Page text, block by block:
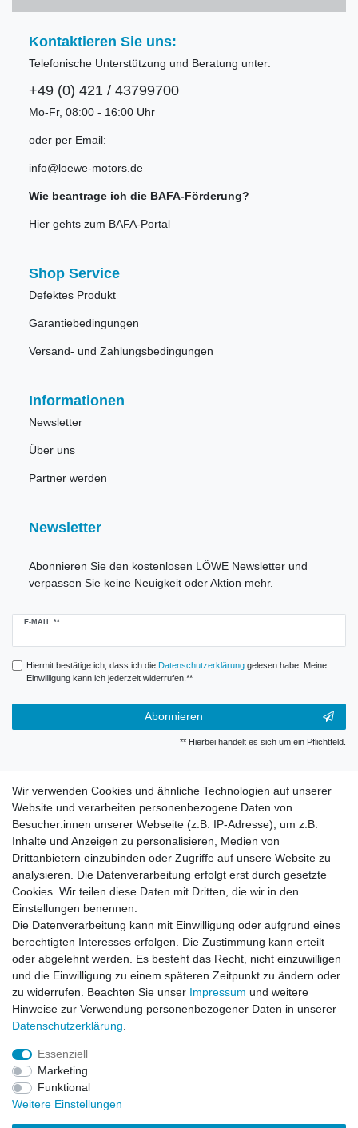
Kontaktieren Sie uns:
Telefonische Unterstützung und Beratung unter:
+49 (0) 421 / 43799700
Mo-Fr, 08:00 - 16:00 Uhr
oder per Email:
info@loewe-motors.de
Wie beantrage ich die BAFA-Förderung?
Hier gehts zum BAFA-Portal
Shop Service
Defektes Produkt
Garantiebedingungen
Versand- und Zahlungsbedingungen
Informationen
Newsletter
Über uns
Partner werden
Newsletter
Abonnieren Sie den kostenlosen LÖWE Newsletter und
verpassen Sie keine Neuigkeit oder Aktion mehr.
E-MAIL **
Newsletter
Hiermit bestätige ich, dass ich die Daten­schutz­erklärunggelesen habe. Meine
Einwilligung kann ich jederzeit widerrufen.**
Abonnieren
** Hierbei handelt es sich um ein Pflichtfeld.
Impressum
Datenschutzerklärung
Kontakt
Alle auf dieser Webseite dargestellten Produkte und
Produktinformationen dienen ausschließlich der
allgemeinen Information. Es wird darauf hingewiesen, dass
Abweichungen zwischen den auf der Webseite
dargestellten Produkten und den tatsächlich gelieferten
Modellen möglich sind.
Die auf der Webseite gezeigten Abbildungen,
Spezifikationen und Beschreibungen können Änderungen
Wir verwenden Cookies und ähnliche Technologien auf unserer
Website und verarbeiten personenbezogene Daten von
Besucher:innen unserer Webseite (z.B. IP-Adresse), um z.B.
Inhalte und Anzeigen zu personalisieren, Medien von
Drittanbietern einzubinden oder Zugriffe auf unsere Website zu
analysieren. Die Datenverarbeitung erfolgt erst durch gesetzte
Cookies. Wir teilen diese Daten mit Dritten, die wir in den
Einstellungen benennen.
Die Datenverarbeitung kann mit Einwilligung oder aufgrund eines
berechtigten Interesses erfolgen. Die Zustimmung kann erteilt
oder abgelehnt werden. Es besteht das Recht, nicht einzuwilligen
und die Einwilligung zu einem späteren Zeitpunkt zu ändern oder
zu widerrufen. Beachten Sie unser Impressum und weitere
Hinweise zur Verwendung personenbezogener Daten in unserer
Daten­schutz­erklärung
Essenziell
Marketing
Funktional
Weitere Einstellungen